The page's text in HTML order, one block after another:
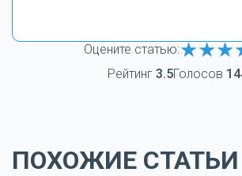
Оцените статью:
Рейтинг 3.5Голосов
ПОХОЖИЕ СТАТЬИ